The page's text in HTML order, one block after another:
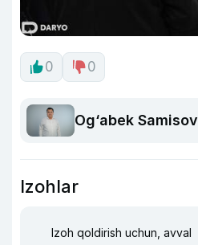
0 0
Og‘abek Samisov
Izohlar
Izoh qoldirish uchun, avval